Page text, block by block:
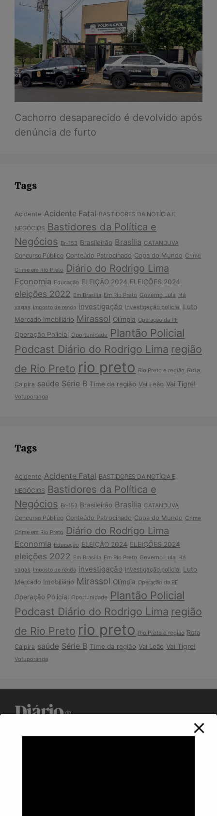
Cachorro desaparecido é devolvido após
denúncia de furto
Tags
Acidente Acidente Fatal BASTIDORES DA NOTÍCIA E
NEGÓCIOS Bastidores da Política e
Negócios Br-153 Brasileirão Brasília CATANDUVA
Concurso Público Conteúdo Patrocinado Copa do Mundo Crime
Crime em Rio Preto Diário do Rodrigo Lima
Economia Educação ELEIÇÃO 2024 ELEIÇÕES 2024
eleições 2022 Em Brasília Em Rio Preto Governo Lula Há
vagas
Imposto de renda investigação Investigação policial Luto
Mercado Imobiliário Mirassol Olímpia Operação da PF
Operação Policial Oportunidade Plantão Policial
Podcast Diário do Rodrigo Lima região
de Rio Preto rio preto Rio Preto e região Rota
Caipira saúde Série B Time da região Vai Leão Vai Tigre!
Votuporanga
Tags
Acidente Acidente Fatal BASTIDORES DA NOTÍCIA E
NEGÓCIOS Bastidores da Política e
Negócios Br-153 Brasileirão Brasília CATANDUVA
Concurso Público Conteúdo Patrocinado Copa do Mundo Crime
Crime em Rio Preto Diário do Rodrigo Lima
Economia Educação ELEIÇÃO 2024 ELEIÇÕES 2024
eleições 2022 Em Brasília Em Rio Preto Governo Lula Há
vagas
Imposto de renda investigação Investigação policial Luto
Mercado Imobiliário Mirassol Olímpia Operação da PF
Operação Policial Oportunidade Plantão Policial
Podcast Diário do Rodrigo Lima região
de Rio Preto rio preto Rio Preto e região Rota
Caipira saúde Série B Time da região Vai Leão Vai Tigre!
Votuporanga